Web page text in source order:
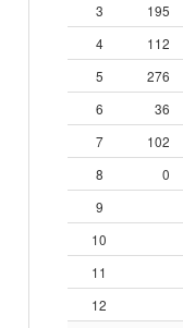
3
195
4
112
5
276
6
36
7
102
8
0
9
10
11
12